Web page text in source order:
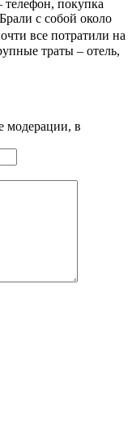
телефон, покупка
с собой около
все потратили на
траты – отель,
модерации, в